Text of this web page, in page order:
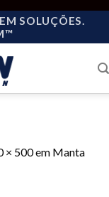
SOLUÇÕES.
× 500em Manta